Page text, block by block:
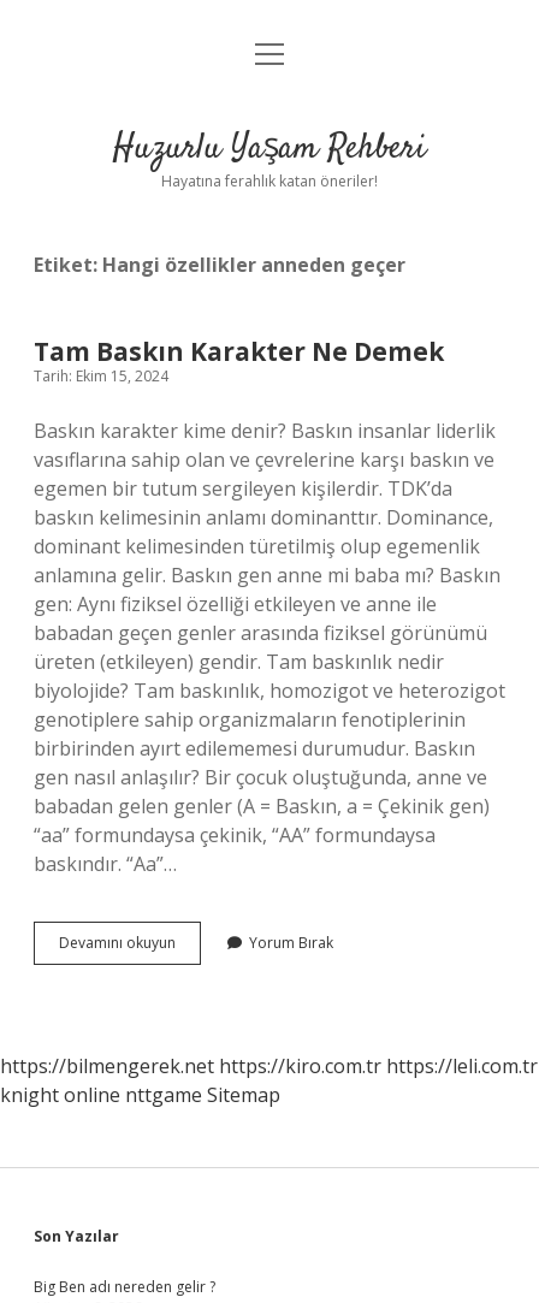
Anasayfa
Yasal Uyarı
menüyü
Huzurlu Yaşam Rehberi
Hayatına ferahlık katan öneriler!
Etiket: Hangi özellikler anneden geçer
Tam Baskın Karakter Ne Demek
Tarih: Ekim 15, 2024
Baskın karakter kime denir? Baskın insanlar liderlik
vasıflarına sahip olan ve çevrelerine karşı baskın ve
egemen bir tutum sergileyen kişilerdir. TDK’da
baskın kelimesinin anlamı dominanttır. Dominance,
dominant kelimesinden türetilmiş olup egemenlik
anlamına gelir. Baskın gen anne mi baba mı? Baskın
gen: Aynı fiziksel özelliği etkileyen ve anne ile
babadan geçen genler arasında fiziksel görünümü
üreten (etkileyen) gendir. Tam baskınlık nedir
biyolojide? Tam baskınlık, homozigot ve heterozigot
genotiplere sahip organizmaların fenotiplerinin
birbirinden ayırt edilememesi durumudur. Baskın
gen nasıl anlaşılır? Bir çocuk oluştuğunda, anne ve
babadan gelen genler (A = Baskın, a = Çekinik gen)
“aa” formundaysa çekinik, “AA” formundaysa
baskındır. “Aa”…
Devamını okuyun
Baskın
Yorum Bırak
https://bilmengerek.net https://kiro.com.tr https://leli.com.tr
knight online nttgame Sitemap
Sidebar
Son Yazılar
Big Ben adı nereden gelir ?